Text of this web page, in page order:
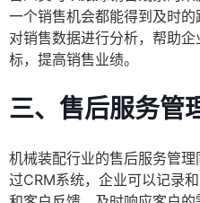
一个销售机会都能得到及时
对销售数据进行分析，帮助
标，提高销售业绩。
三、售后服务管
机械装配行业的售后服务管
过CRM系统，企业可以记录